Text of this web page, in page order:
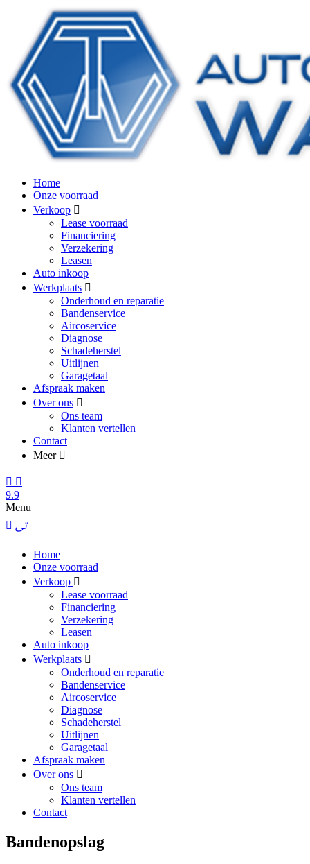
Home
Onze voorraad
Verkoop
Lease voorraad
Financiering
Verzekering
Leasen
Auto inkoop
Werkplaats
Onderhoud en reparatie
Bandenservice
Aircoservice
Diagnose
Schadeherstel
Uitlijnen
Garagetaal
Afspraak maken
Over ons
Ons team
Klanten vertellen
Contact
Meer
9.9
Menu
Home
Onze voorraad
Verkoop
Lease voorraad
Financiering
Verzekering
Leasen
Auto inkoop
Werkplaats
Onderhoud en reparatie
Bandenservice
Aircoservice
Diagnose
Schadeherstel
Uitlijnen
Garagetaal
Afspraak maken
Over ons
Ons team
Klanten vertellen
Contact
Bandenopslag